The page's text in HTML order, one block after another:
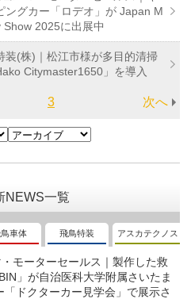
ングカー「ロデオ」が Japan M
Show 2025に出展中
装(株)｜松江市様が多目的清掃
Citymaster1650」を導入
3 次へ
NEWS一覧
車体 飛鳥特装 アスカテクノス
モーターセールス｜製作した救
」が自治医科大学附属さいたま
「ドクターカー見学会」で展示さ